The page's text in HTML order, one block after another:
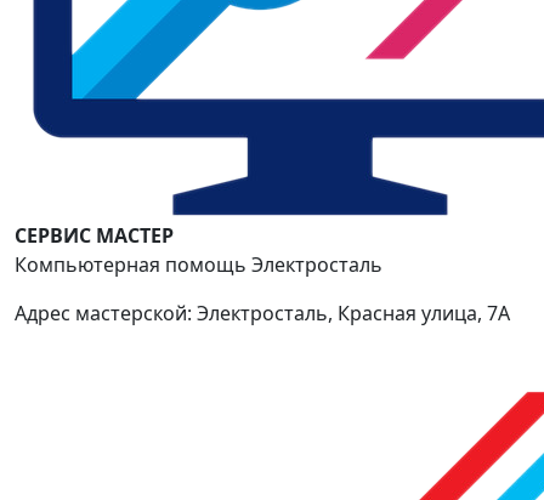
СЕРВИС МАСТЕР
Компьютерная помощь Электросталь
Адрес мастерской: Электросталь, Красная улица, 7А